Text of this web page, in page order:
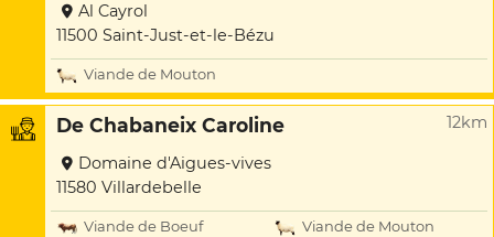
Al Cayrol
11500 Saint-Just-et-le-Bézu
Viande de Mouton
De Chabaneix Caroline 12km
Domaine d'Aigues-vives
11580 Villardebelle
Viande de Boeuf Viande de Mouton